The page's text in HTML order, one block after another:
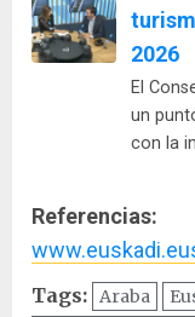
2026
El
un
con la
Referencias:
Tags: Araba